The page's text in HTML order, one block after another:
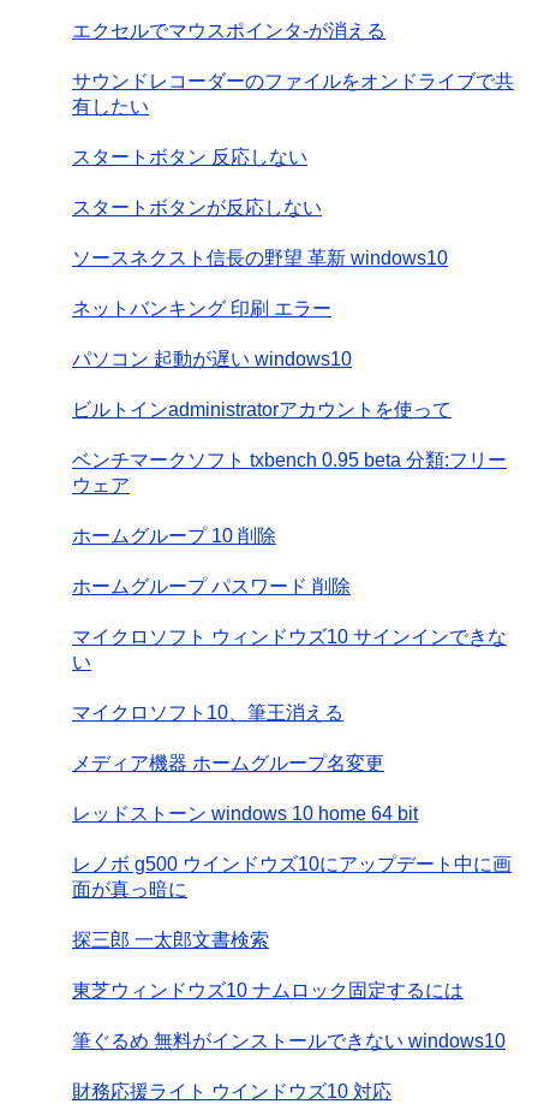
エクセルでマウスポインタ-が消える
サウンドレコーダーのファイルをオンドライブで共
有したい
スタートボタン 反応しない
スタートボタンが反応しない
ソースネクスト信長の野望 革新 windows10
ネットバンキング 印刷 エラー
パソコン 起動が遅い windows10
ビルトインadministratorアカウントを使って
ベンチマークソフト txbench 0.95 beta 分類:フリー
ウェア
ホームグループ 10 削除
ホームグループ パスワード 削除
マイクロソフト ウィンドウズ10 サインインできな
い
マイクロソフト10、筆王消える
メディア機器 ホームグループ名変更
レッドストーン windows 10 home 64 bit
レノボ g500 ウインドウズ10にアップデート中に画
面が真っ暗に
探三郎 一太郎文書検索
東芝ウィンドウズ10 ナムロック固定するには
筆ぐるめ 無料がインストールできない windows10
財務応援ライト ウインドウズ10 対応